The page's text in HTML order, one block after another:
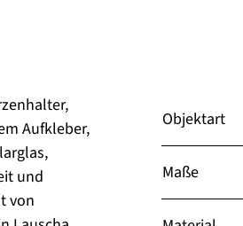
Aufkleber,
und
von
Objektart
Maße